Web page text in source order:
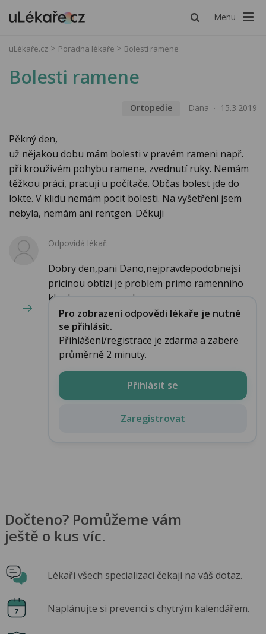
Menu
uLékaře.cz Poradna lékaře Bolesti ramene
Bolesti ramene
Ortopedie Dana 15.3.2019
Pěkný den,
už nějakou dobu mám bolesti v pravém rameni např.
při krouživém pohybu ramene, zvednutí ruky. Nemám
těžkou práci, pracuji u počítače. Občas bolest jde do
lokte. V klidu nemám pocit bolesti. Na vyšetření jsem
nebyla, nemám ani rentgen. Děkuji
Odpovídá lékař:
Dobry den,pani Dano,nejpravdepodobnejsi
pricinou obtizi je problem primo ramenniho
kloubu,mene pravd...
Pro zobrazení odpovědi lékaře je nutné
se přihlásit.
Přihlášení/registrace je zdarma a zabere
průměrně 2 minuty.
Přihlásit se
Zaregistrovat
Dočteno? Pomůžeme vám
ještě o kus víc.
Lékaři všech specializací čekají na váš dotaz.
Naplánujte si prevenci s chytrým kalendářem.